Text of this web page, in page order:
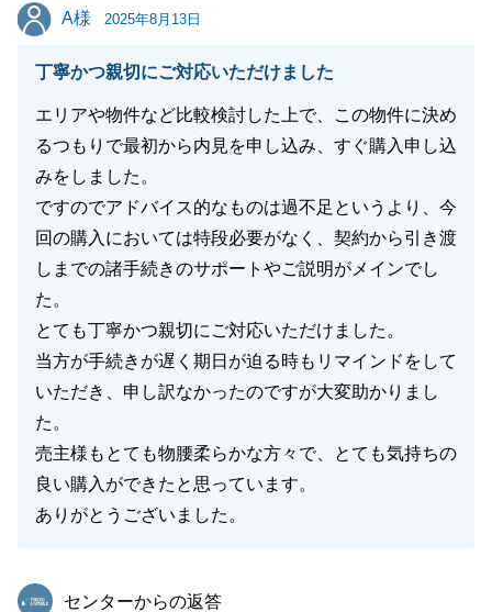
新居での新生活、是非楽しんでくださいませ。
閉じる
A様
A様 2025年8月13日
丁寧かつ親切にご対応いただけました
エリアや物件など比較検討した上で、この物件に決め
るつもりで最初から内見を申し込み、すぐ購入申し込
みをしました。
ですのでアドバイス的なものは過不足というより、今
回の購入においては特段必要がなく、契約から引き渡
しまでの諸手続きのサポートやご説明がメインでし
た。
とても丁寧かつ親切にご対応いただけました。
当方が手続きが遅く期日が迫る時もリマインドをして
いただき、申し訳なかったのですが大変助かりまし
た。
売主様もとても物腰柔らかな方々で、とても気持ちの
良い購入ができたと思っています。
ありがとうございました。
東急リバブル
センターからの返答